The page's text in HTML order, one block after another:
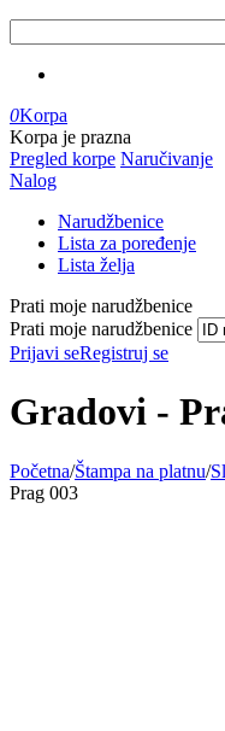
0Korpa
Korpa je prazna
Pregled korpe Naručivanje
Nalog
Narudžbenice
Lista za poređenje
Lista želja
Prati moje narudžbenice
Prati moje narudžbenice
Prijavi seRegistruj se
Gradovi -
Početna/Štampa na platnu/
Prag 003